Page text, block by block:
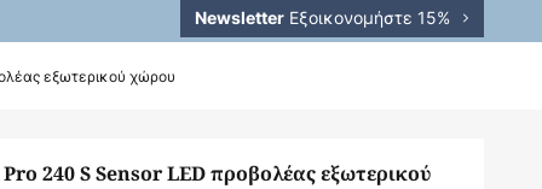
Newsletter Εξοικονομήστε 15%
εξωτερικού χώρου
240 S Sensor LED προβολέας εξωτερικού